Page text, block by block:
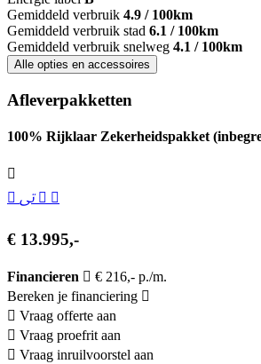
Gemiddeld verbruik 4.9 / 100km
Gemiddeld verbruik stad 6.1 / 100km
Gemiddeld verbruik snelweg 4.1 / 100km
Alle opties en accessoires
Afleverpakketten
100% Rijklaar Zekerheidspakket
€ 13.995,-
Financieren
€ 216,- p./m.
Bereken je financiering
Vraag offerte aan
Vraag proefrit aan
Vraag inruilvoorstel aan